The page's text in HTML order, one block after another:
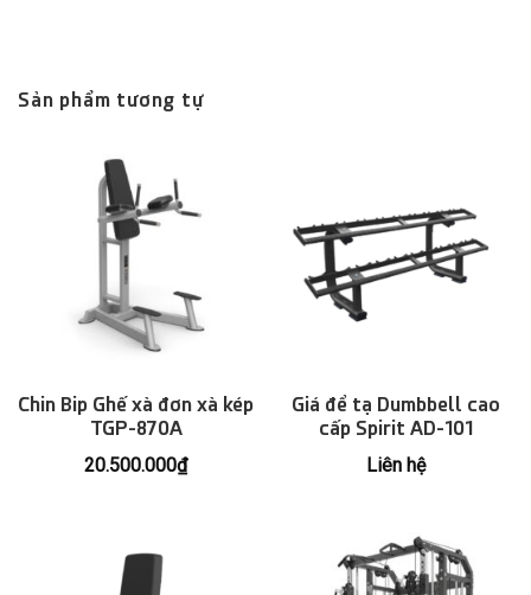
Sản phẩm tương tự
Chin Bip Ghế xà đơn xà kép
TGP-870A
20.500.000₫
Giá để tạ Dumbbell cao
cấp Spirit AD-101
Liên hệ